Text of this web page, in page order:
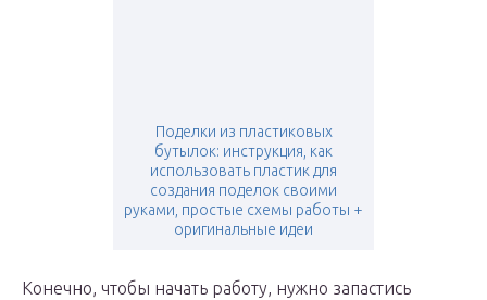
Поделки из пластиковых
бутылок: инструкция, как
использовать пластик для
создания поделок своими
руками, простые схемы работы +
оригинальные идеи
Конечно, чтобы начать работу, нужно запастись